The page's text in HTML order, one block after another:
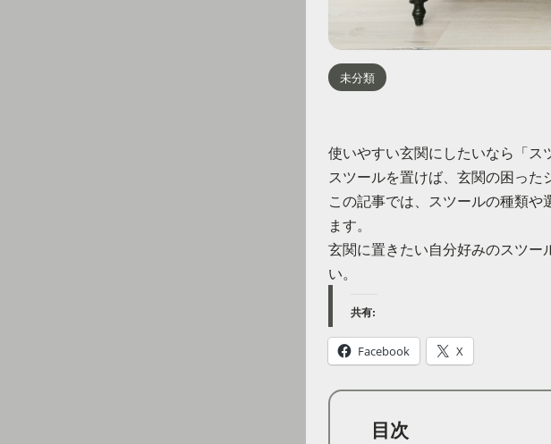
未分類
使いやすい玄関にしたいなら「ス
スツールを置けば、玄関の困った
この記事では、スツールの種類
ます。
玄関に置きたい自分好みのスツー
い。
共有:
Facebook X
目次